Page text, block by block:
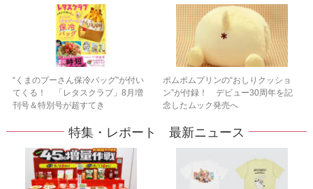
“くまのプーさん保冷バッグ”が付い
てくる！ 「レタスクラブ」8月増
刊号＆特別号が超すてき
ポムポムプリンの“おしりクッショ
ン”が付録！ デビュー30周年を記
念したムック発売へ
特集・レポート 最新ニュース